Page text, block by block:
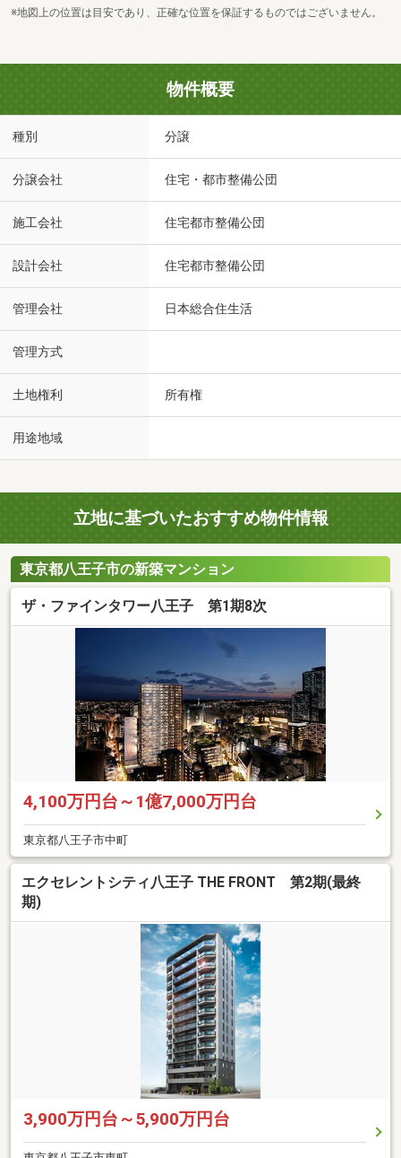
※地図上の位置は目安であり、正確な位置を保証するものではございません。
物件概要
種別 分譲
分譲会社 住宅・都市整備公団
施工会社 住宅都市整備公団
設計会社 住宅都市整備公団
管理会社 日本総合住生活
管理方式
土地権利 所有権
用途地域
立地に基づいたおすすめ物件情報
東京都八王子市の新築マンション
ザ・ファインタワー八王子 第1期8次
4,100万円台～1億7,000万円台
東京都八王子市中町
エクセレントシティ八王子 THE FRONT 第2期(最終
期)
3,900万円台～5,900万円台